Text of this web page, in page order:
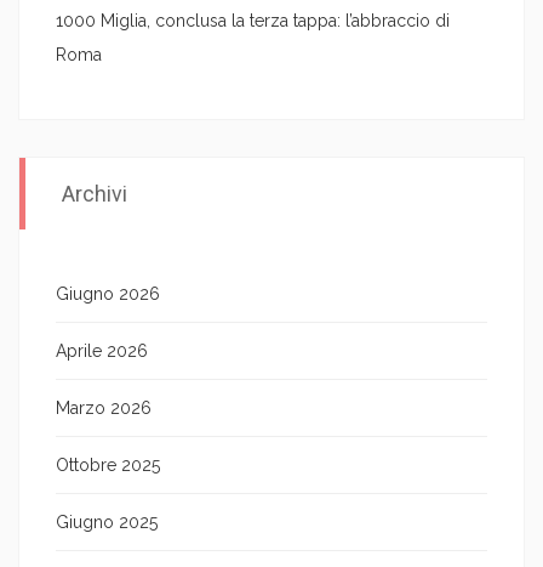
1000 Miglia, conclusa la terza tappa: l’abbraccio di
Roma
Archivi
Giugno 2026
Aprile 2026
Marzo 2026
Ottobre 2025
Giugno 2025